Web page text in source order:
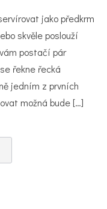
jako předkrm
skvěle poslouží
postačí pár
řekne řecká
jedním z prvních
možná bude […]